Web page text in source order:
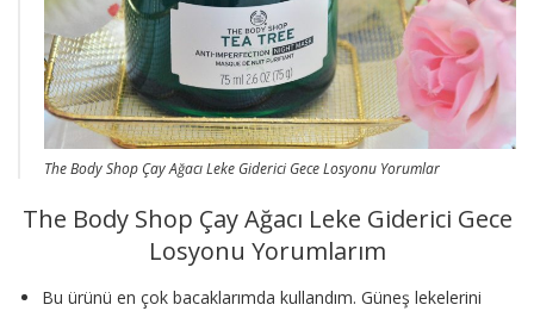
The Body Shop Çay Ağacı Leke Giderici Gece Losyonu Yorumlar
The Body Shop Çay Ağacı Leke Giderici Gece
Losyonu Yorumlarım
Bu ürünü en çok bacaklarımda kullandım. Güneş lekelerini